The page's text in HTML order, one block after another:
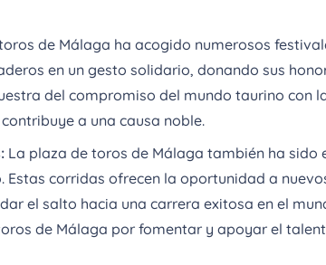
de Málaga ha acogido numerosos
en un gesto solidario, donando sus
del compromiso del mundo taurino con
a una causa noble.
La plaza de toros de Málaga también ha sido
corridas ofrecen la oportunidad a
el salto hacia una carrera exitosa en el
de Málaga por fomentar y apoyar el